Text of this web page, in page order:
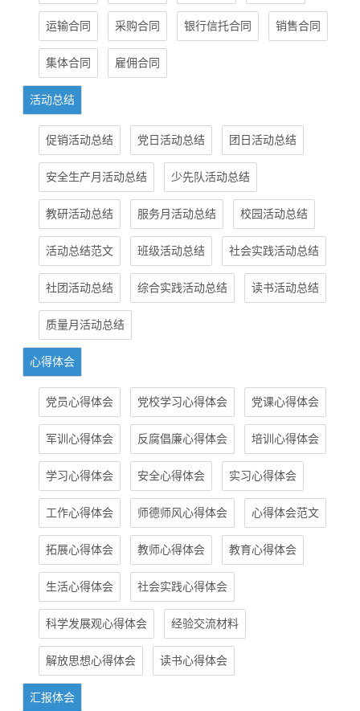
运输合同 采购合同 银行信托合同 销售合同
集体合同 雇佣合同
活动总结
促销活动总结 党日活动总结 团日活动总结
安全生产月活动总结 少先队活动总结
教研活动总结 服务月活动总结 校园活动总结
活动总结范文 班级活动总结 社会实践活动总结
社团活动总结 综合实践活动总结 读书活动总结
质量月活动总结
心得体会
党员心得体会 党校学习心得体会 党课心得体会
军训心得体会 反腐倡廉心得体会 培训心得体会
学习心得体会 安全心得体会 实习心得体会
工作心得体会 师德师风心得体会 心得体会范文
拓展心得体会 教师心得体会 教育心得体会
生活心得体会 社会实践心得体会
科学发展观心得体会 经验交流材料
解放思想心得体会 读书心得体会
汇报体会